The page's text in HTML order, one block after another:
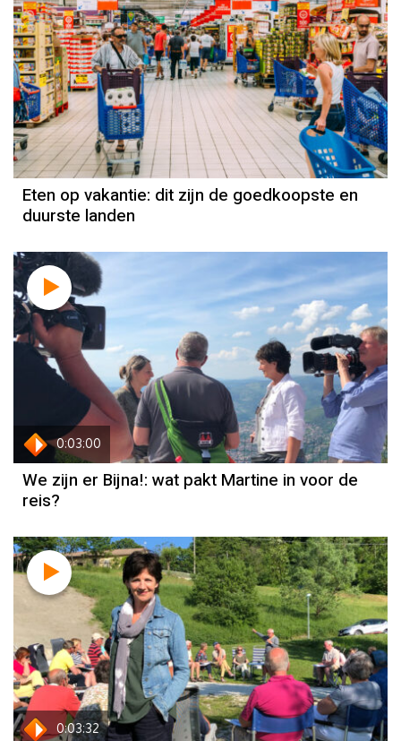
Eten op vakantie: dit zijn de goedkoopste en
duurste landen
0:03:00
We zijn er Bijna!: wat pakt Martine in voor de
reis?
0:03:32